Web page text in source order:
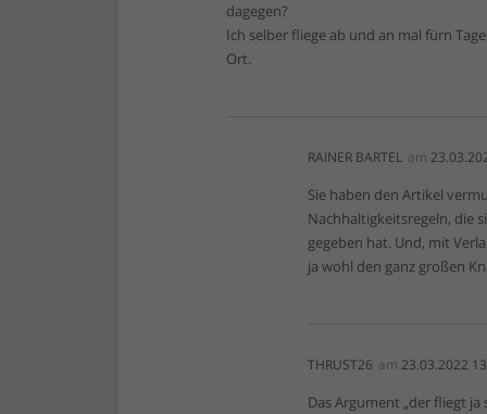
dagegen?
Ich selber fliege ab und an mal fürn
Ort.
RAINER BARTEL am
Sie haben den Artikel
Nachhaltigkeitsregeln, die
gegeben hat. Und, mit
ja wohl den ganz großen
THRUST26 am 23.03.2022
Das Argument „der fliegt